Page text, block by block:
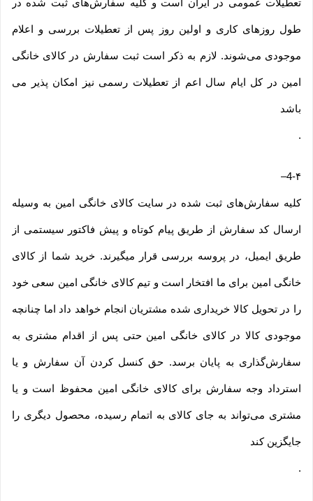
تعطیلات عمومی در ایران است و کلیه سفارش‏‌های ثبت شده در
طول روزهای کاری و اولین روز پس از تعطیلات بررسی و اعلام
موجودی می‌‏شوند. لازم به ذکر است ثبت سفارش در کالای خانگی
امین در کل ایام سال اعم از تعطیلات رسمی نیز امکان پذیر می
باشد
.
4-۴–
کلیه سفارش‌‏های ثبت شده در سایت کالای خانگی امین به وسیله
ارسال کد سفارش از طریق پیام کوتاه و پیش فاکتور سیستمی از
طریق ایمیل، در پروسه بررسی قرار میگیرند. خرید شما از کالای
خانگی امین برای ما افتخار است و تیم کالای خانگی امین سعی خود
را در تحویل کالا خریداری شده مشتریان انجام خواهد داد اما چنانچه
موجودی کالا در کالای خانگی امین حتی پس از اقدام مشتری به
سفارش‌‏گذاری به پایان برسد. حق کنسل کردن آن سفارش و یا
استرداد وجه سفارش برای کالای خانگی امین محفوظ است و یا
مشتری می‏‌تواند به جای کالای به اتمام رسیده، محصول دیگری را
جایگزین کند
.